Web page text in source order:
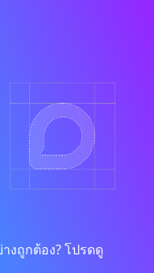
งถูกต้อง? โปรดดู